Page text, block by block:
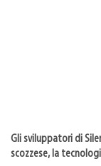
Gli sviluppatori di
scozzese, la